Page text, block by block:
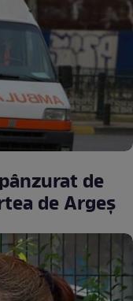
de
de Argeș